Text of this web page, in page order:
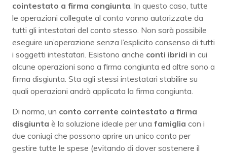
cointestato a firma congiunta. In questo caso, tutte
le operazioni collegate al conto vanno autorizzate da
tutti gli intestatari del conto stesso. Non sarà possibile
eseguire un’operazione senza l’esplicito consenso di tutti
i soggetti intestatari. Esistono anche conti ibridi in cui
alcune operazioni sono a firma congiunta ed altre sono a
firma disgiunta. Sta agli stessi intestatari stabilire su
quali operazioni andrà applicata la firma congiunta.
Di norma, un conto corrente cointestato a firma
disgiunta è la soluzione ideale per una famiglia con i
due coniugi che possono aprire un unico conto per
gestire tutte le spese (evitando di dover sostenere il